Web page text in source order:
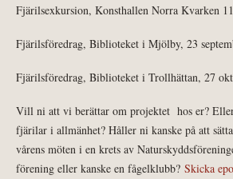
Fjärilsexkursion, Konsthallen Norra Kvarken
Fjärilsföredrag, Biblioteket i Mjölby, 23
Fjärilsföredrag, Biblioteket i Trollhättan, 27
Vill ni att vi berättar om projektet hos er?
fjärilar i allmänhet? Håller ni kanske på att
vårens möten i en krets av
förening eller kanske en fågelklubb? Skicka